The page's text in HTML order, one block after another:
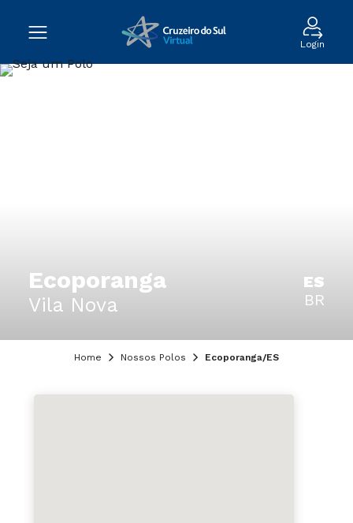
Login
Ecoporanga
Vila Nova
ES
BR
Home Nossos Polos Ecoporanga/ES